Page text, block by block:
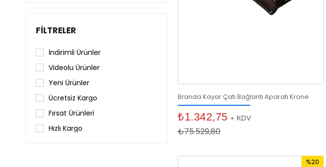
FILTRELER
İndirimli Ürünler
Videolu Ürünler
Yeni Ürünler
Ücretsiz Kargo
Fırsat Ürünleri
Hızlı Kargo
Branda Kayar Çatı Bağlantı Aparatı Krone
₺1.342,75 + KDV
₺75.529,80
%20